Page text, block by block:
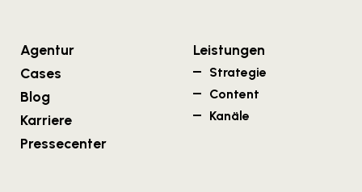
Agentur
Cases
Blog
Karriere
Pressecenter
Leistungen
Strategie
Content
Kanäle